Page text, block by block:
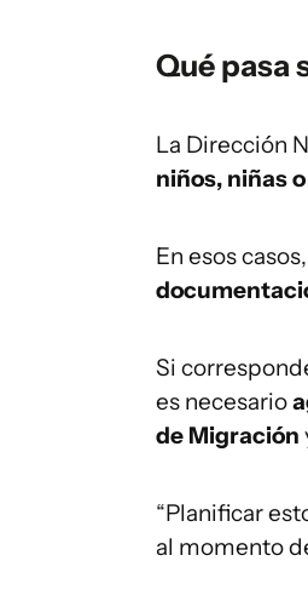
Qué pasa
La Dirección
niños, niñas
En esos
Si
es necesario
de Migración
“Planificar
al momento